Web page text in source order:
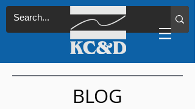
BLOG